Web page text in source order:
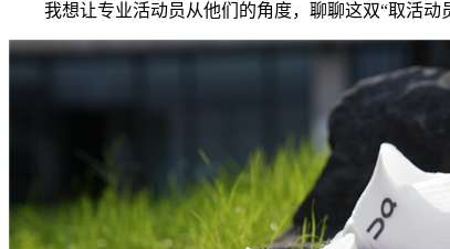
我想让专业活动员从他们的角度，聊聊这双“取活动员